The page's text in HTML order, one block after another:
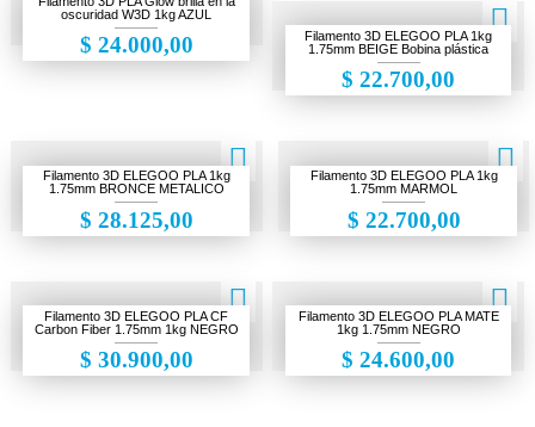
oscuridad W3D 1kg AZUL
$ 24.000,00
Filamento 3D ELEGOO PLA 1kg
1.75mm BEIGE Bobina plástica
$ 22.700,00
Filamento 3D ELEGOO PLA 1kg
1.75mm BRONCE METALICO
$ 28.125,00
Filamento 3D ELEGOO PLA 1kg
1.75mm MARMOL
$ 22.700,00
Filamento 3D ELEGOO PLA CF
Carbon Fiber 1.75mm 1kg NEGRO
$ 30.900,00
Filamento 3D ELEGOO PLA MATE
1kg 1.75mm NEGRO
$ 24.600,00